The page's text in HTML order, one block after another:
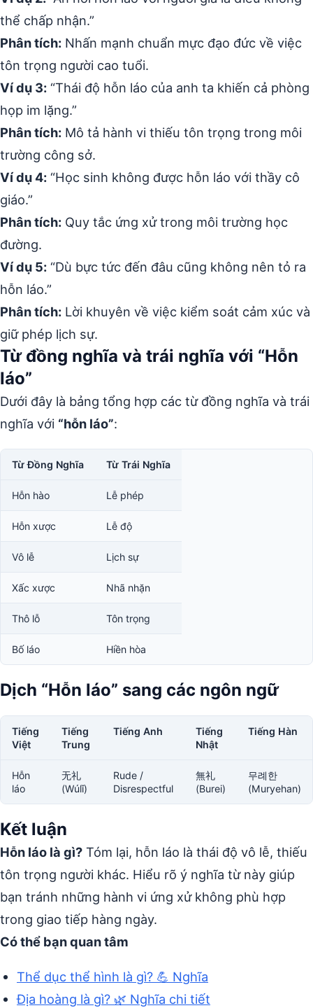
thể chấp nhận.”
Phân tích: Nhấn mạnh chuẩn mực đạo đức về việc
tôn trọng người cao tuổi.
Ví dụ 3: “Thái độ hỗn láo của anh ta khiến cả phòng
họp im lặng.”
Phân tích: Mô tả hành vi thiếu tôn trọng trong môi
trường công sở.
Ví dụ 4: “Học sinh không được hỗn láo với thầy cô
giáo.”
Phân tích: Quy tắc ứng xử trong môi trường học
đường.
Ví dụ 5: “Dù bực tức đến đâu cũng không nên tỏ ra
hỗn láo.”
Phân tích: Lời khuyên về việc kiểm soát cảm xúc và
giữ phép lịch sự.
Từ đồng nghĩa và trái nghĩa với “Hỗn
láo”
Dưới đây là bảng tổng hợp các từ đồng nghĩa và trái
nghĩa với “hỗn láo”:
Từ Đồng Nghĩa Từ Trái Nghĩa
Hỗn hào Lễ phép
Hỗn xược Lễ độ
Vô lễ Lịch sự
Xấc xược Nhã nhặn
Thô lỗ Tôn trọng
Bố láo Hiền hòa
Dịch “Hỗn láo” sang các ngôn ngữ
Tiếng
Việt
Tiếng
Trung
Tiếng Anh
Tiếng
Nhật
Tiếng Hàn
Hỗn
láo
无礼
(Wúlǐ)
Rude /
Disrespectful
無礼
(Burei)
무례한
(Muryehan)
Kết luận
Hỗn láo là gì? Tóm lại, hỗn láo là thái độ vô lễ, thiếu
tôn trọng người khác. Hiểu rõ ý nghĩa từ này giúp
bạn tránh những hành vi ứng xử không phù hợp
trong giao tiếp hàng ngày.
Có thể bạn quan tâm
Thể dục thể hình là gì? 💪 Nghĩa
Địa hoàng là gì? 🌿 Nghĩa chi tiết